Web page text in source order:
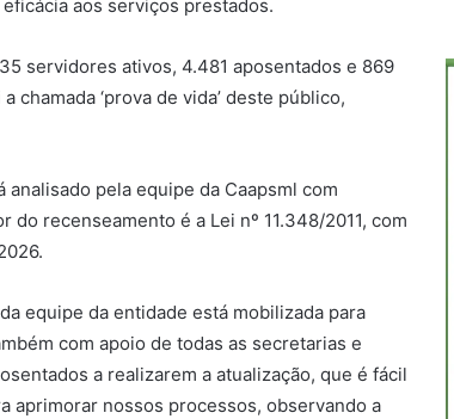
aos serviços prestados.
servidores ativos, 4.481 aposentados e 869
‘prova de vida’ deste público,
pela equipe da Caapsml com
recenseamento é a Lei nº 11.348/2011, com
equipe da entidade está mobilizada para
com apoio de todas as secretarias e
a realizarem a atualização, que é fácil
aprimorar nossos processos, observando a